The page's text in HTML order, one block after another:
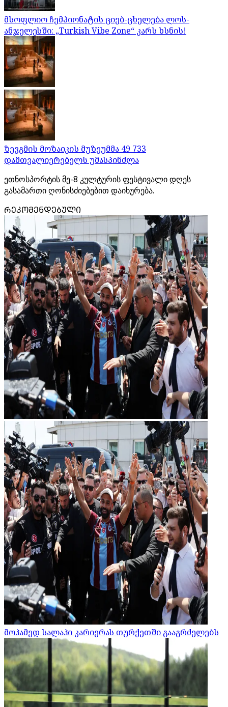
მსოფლიო ჩემპიონატის ციებ-ცხელება ლოს-
ანჯელესში: „Turkish Vibe Zone“ კარს ხსნის!
ზევგმის მოზაიკის მუზეუმმა 49 733
დამთვალიერებელს უმასპინძლა
ეთნოსპორტის მე-8 კულტურის ფესტივალი დღეს
გასამართი ღონისძიებებით დაიხურება.
ᲠᲔᲙᲝᲛᲔᲜᲓᲔᲑᲣᲚᲘ
მოჰამედ სალაჰი კარიერას თურქეთში გააგრძელებს